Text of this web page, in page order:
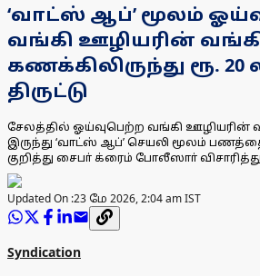
‘வாட்ஸ் ஆப்’ மூலம்
வங்கி ஊழியரின்
கணக்கிலிருந்து ரூ. 20
திருட்டு
சேலத்தில் ஓய்வுபெற்ற வங்கி ஊழியரின்
இருந்து ‘வாட்ஸ் ஆப்’ செயலி மூலம் பணத்தை
குறித்து சைபா் க்ரைம் போலீஸாா்
Updated On :23 மே 2026, 2:04 am IST
Syndication